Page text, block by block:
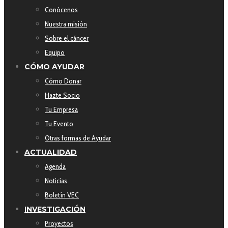
Conócenos
Nuestra misión
Sobre el cáncer
Equipo
CÓMO AYUDAR
Cómo Donar
Hazte Socio
Tu Empresa
Tu Evento
Otras formas de Ayudar
ACTUALIDAD
Agenda
Noticias
Boletín VEC
INVESTIGACIÓN
Proyectos